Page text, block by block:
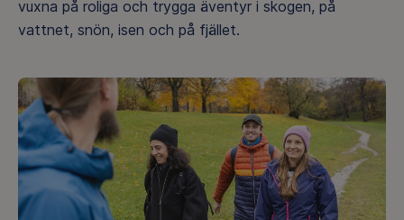
vuxna på roliga och trygga äventyr i skogen, på
vattnet, snön, isen och på fjället.